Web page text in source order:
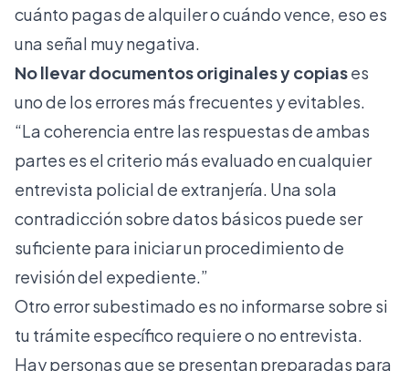
cuánto pagas de alquiler o cuándo vence, eso es
una señal muy negativa.
No llevar documentos originales y copiases
uno de los errores más frecuentes y evitables.
“La coherencia entre las respuestas de ambas
partes es el criterio más evaluado en cualquier
entrevista policial de extranjería. Una sola
contradicción sobre datos básicos puede ser
suficiente para iniciar un procedimiento de
revisión del expediente.”
Otro error subestimado es no informarse sobre si
tu trámite específico requiere o no entrevista.
Hay personas que se presentan preparadas para